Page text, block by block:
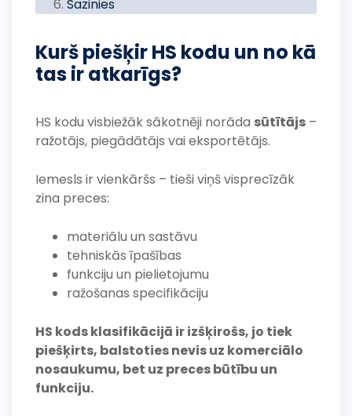
Sazinies
Kurš piešķir HS kodu un no kā
tas ir atkarīgs?
HS kodu visbiežāk sākotnēji norāda sūtītājs –
ražotājs, piegādātājs vai eksportētājs.
Iemesls ir vienkāršs – tieši viņš visprecīzāk
zina preces:
materiālu un sastāvu
tehniskās īpašības
funkciju un pielietojumu
ražošanas specifikāciju
HS kods klasifikācijā ir izšķirošs, jo tiek
piešķirts, balstoties nevis uz komerciālo
nosaukumu, bet uz preces būtību un
funkciju.